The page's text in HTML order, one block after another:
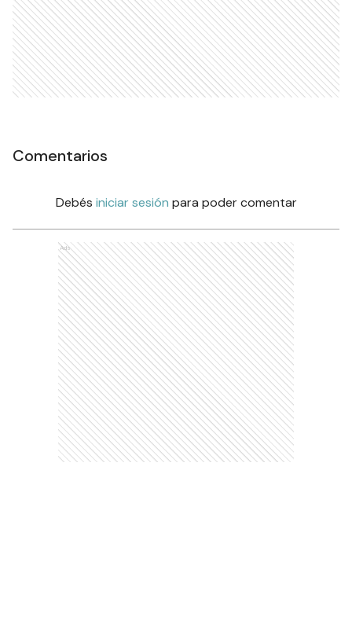
Comentarios
Debés iniciar sesión para poder comentar
Ads